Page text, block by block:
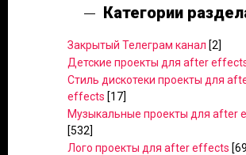
Категории
Закрытый Телеграм канал [2]
Детские проекты для after
Стиль дискотеки проекты для
effects [17]
Музыкальные проекты для after
[532]
Лого проекты для after effects